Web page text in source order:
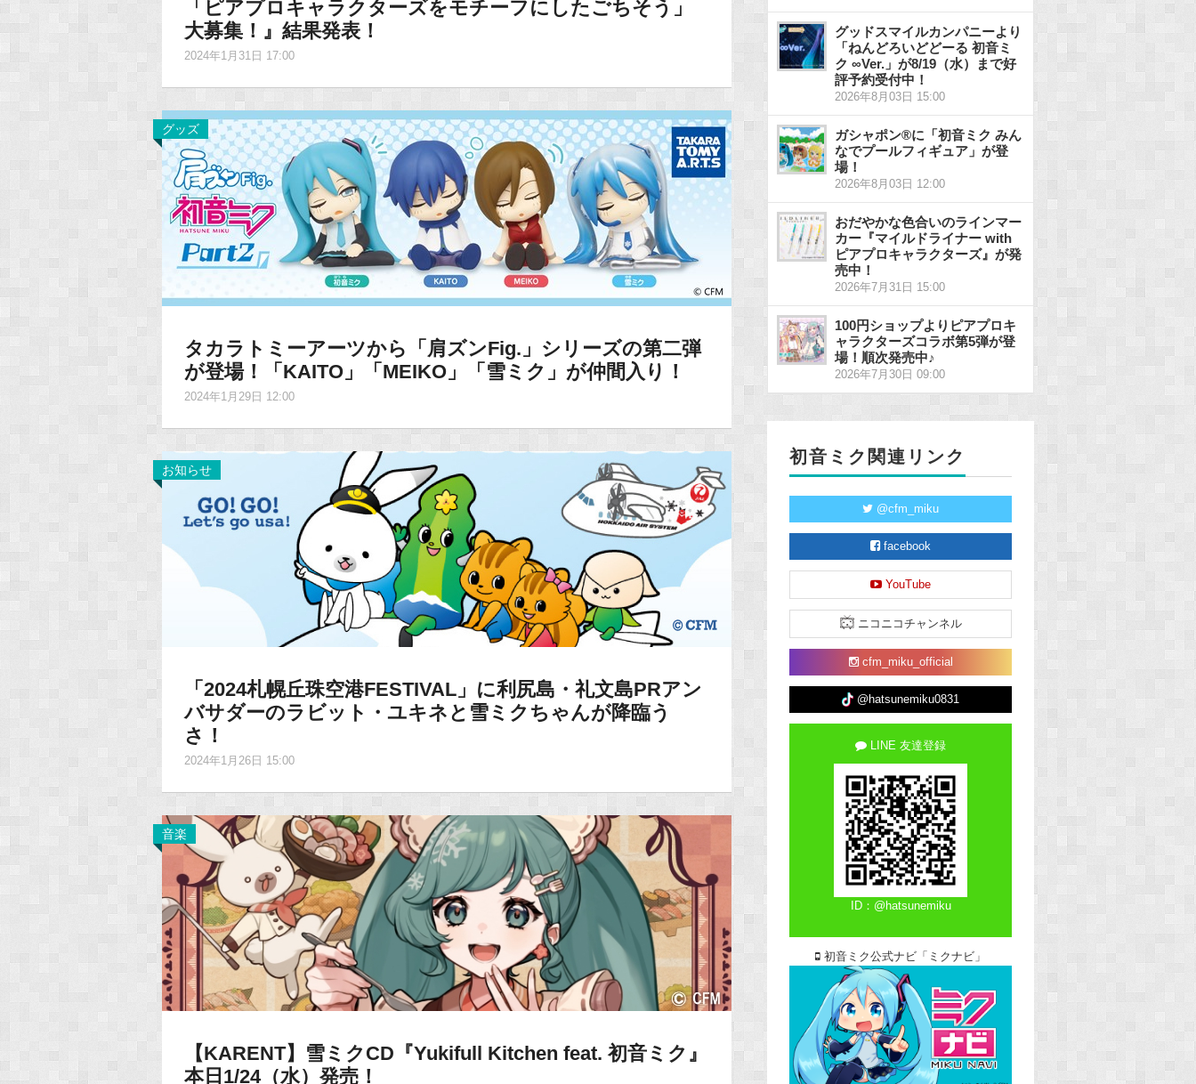
「ピアプロキャラクターズをモチーフにしたごちそう」
大募集！』結果発表！
2024年1月31日 17:00
グッズ
タカラトミーアーツから「肩ズンFig.」シリーズの第二弾
が登場！「KAITO」「MEIKO」「雪ミク」が仲間入り！
2024年1月29日 12:00
お知らせ
「2024札幌丘珠空港FESTIVAL」に利尻島・礼文島PRアン
バサダーのラビット・ユキネと雪ミクちゃんが降臨う
さ！
2024年1月26日 15:00
音楽
【KARENT】雪ミクCD『Yukifull Kitchen feat. 初音ミク』
本日1/24（水）発売！
グッドスマイルカンパニーより
「ねんどろいどどーる 初音ミ
ク ∞Ver.」が8/19（水）まで好
評予約受付中！
2026年8月03日 15:00
ガシャポン®に「初音ミク みん
なでプールフィギュア」が登
場！
2026年8月03日 12:00
おだやかな色合いのラインマー
カー『マイルドライナー with
ピアプロキャラクターズ』が発
売中！
2026年7月31日 15:00
100円ショップよりピアプロキ
ャラクターズコラボ第5弾が登
場！順次発売中♪
2026年7月30日 09:00
初音ミク関連リンク
@cfm_miku
facebook
YouTube
ニコニコチャンネル
cfm_miku_official
@hatsunemiku0831
LINE 友達登録
ID：@hatsunemiku
初音ミク公式ナビ「ミクナビ」